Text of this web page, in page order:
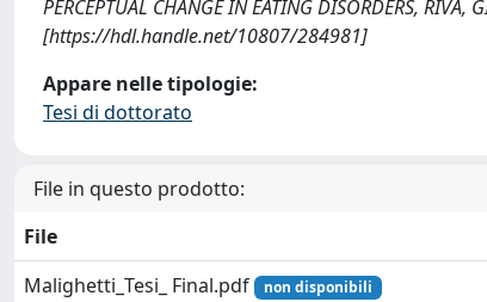
PERCEPTUAL CHANGE IN EATING DISORDERS,
[https://hdl.handle.net/10807/284981]
Appare nelle tipologie:
Tesi di dottorato
File in questo prodotto:
File
Malighetti_Tesi_ Final.pdf
non disponibili